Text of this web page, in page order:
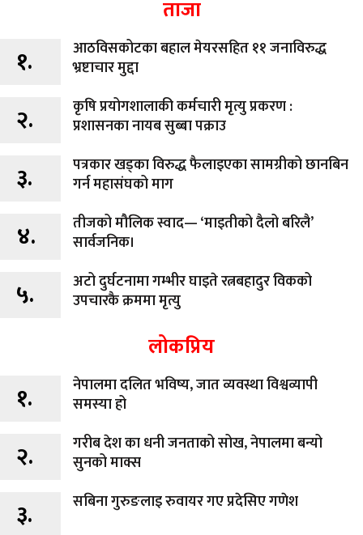
ताजा
१.
आठविसकोटका बहाल मेयरसहित ११ जनाविरुद्ध
भ्रष्टाचार मुद्दा
२.
कृषि प्रयोगशालाकी कर्मचारी मृत्यु प्रकरण :
प्रशासनका नायब सुब्बा पक्राउ
३.
पत्रकार खड्का विरुद्ध फैलाइएका सामग्रीको छानबिन
गर्न महासंघको माग
४.
तीजको मौलिक स्वाद— ‘माइतीको दैलो बरिलै’
सार्वजनिक।
५.
अटो दुर्घटनामा गम्भीर घाइते रत्नबहादुर विकको
उपचारकै क्रममा मृत्यु
लोकप्रिय
१.
नेपालमा दलित भविष्य, जात व्यवस्था विश्वव्यापी
समस्या हो
२.
गरीब देश का धनी जनताको सोख, नेपालमा बन्यो
सुनको माक्स
३. सबिना गुरुङलाइ रुवायर गए प्रदेसिए गणेश